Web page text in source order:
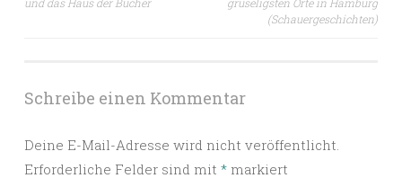
(Schauergeschichten)
Schreibe einen Kommentar
Deine E-Mail-Adresse wird nicht veröffentlicht.
Erforderliche Felder sind mit * markiert